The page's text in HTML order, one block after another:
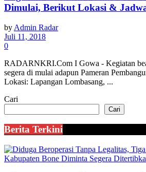
Dimulai, Berikut Lokasi &
by Admin Radar
Juli 11, 2018
0
RADARNKRI.Com I Gowa - Kegiatan
segera di mulai adapun Pameran
Lokasi: Lapangan Lombasang, ...
Cari
Cari
Berita Terkini